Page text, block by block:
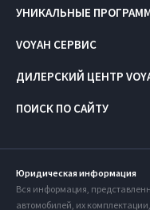
ПОИСК ПО САЙТУ
УНИКАЛЬНЫЕ
VOYAH СЕРВИС
ДИЛЕРСКИЙ ЦЕНТР
Юридическая информация
Вся информация,
автомобилей, их